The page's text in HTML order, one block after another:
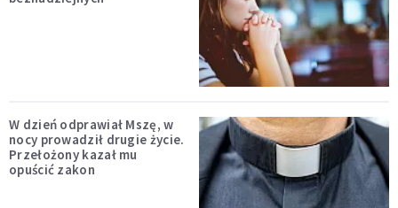
W dzień odprawiał Mszę, w
nocy prowadził drugie życie.
Przełożony kazał mu
opuścić zakon